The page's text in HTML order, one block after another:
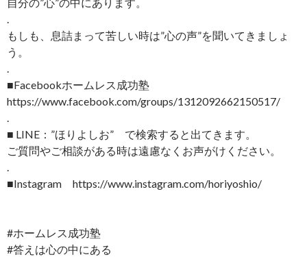
もしも、息詰まって苦しい時は”心の声”を聞いてきましょ
う。
■Facebookホームレス成功塾
https://www.facebook.com/groups/1312092662150517/
■ LINE：”ほりよしお” で検索すると出てきます。
ご質問やご相談がある時は遠慮なくお声がけください。
■Instagram https://www.instagram.com/horiyoshio/
#ホームレス成功塾
#答えは心の中にある